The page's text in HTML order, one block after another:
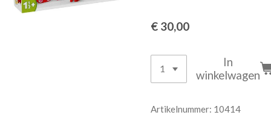
€ 30,00
In
winkelwagen
Artikelnummer: 10414